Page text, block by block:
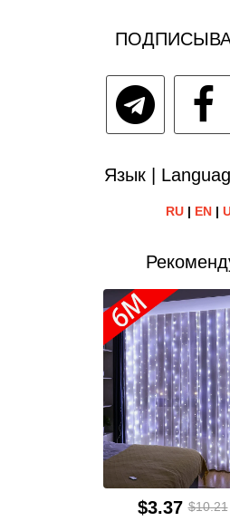
Язык |
RU| EN|
$3.37 $10.21